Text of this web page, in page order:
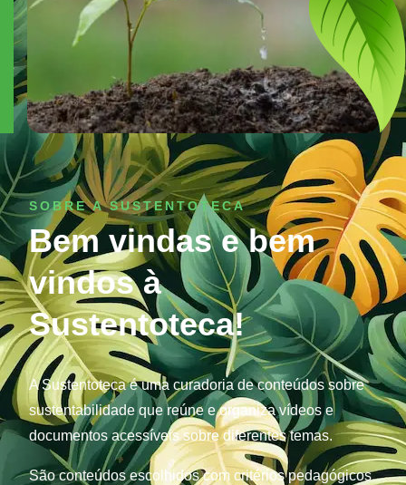
SOBRE A SUSTENTOTECA
Bem vindas e bem
vindos à
Sustentoteca!
A Sustentoteca é uma curadoria de conteúdos sobre
sustentabilidade que reúne e organiza vídeos e
documentos acessíveis sobre diferentes temas.
São conteúdos escolhidos com critérios pedagógicos